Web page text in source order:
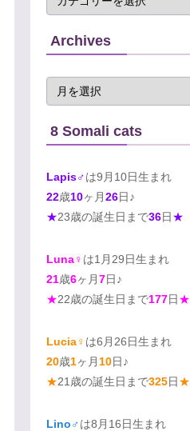
Archives
8 Somali cats
Lapis♂は9月10日生まれ
22歳10ヶ月26日♪
★23歳の誕生日まで36日★
Luna♀ は1月29日生まれ
21歳6ヶ月7日♪
★22歳の誕生日まで177日★
Lucia♀ は6月26日生まれ
20歳1ヶ月 10日♪
★21歳の誕生日まで325日★
Lino♂ は8月16日生まれ